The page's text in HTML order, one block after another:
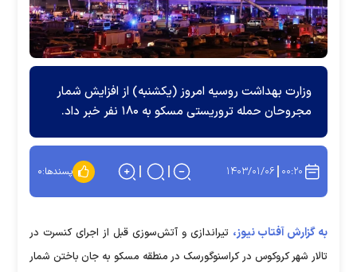
وزارت بهداشت روسیه امروز (یکشنبه) از افزایش شمار
مجروحان حمله تروریستی مسکو به ۱۸۰ نفر خبر داد.
۰۰:۲۰ ۱۴۰۳/۰۱/۰۶ پسندها:۰
به گزارش آفتاب نیوز، تیراندازی و آتش‌سوزی قبل از اجرای کنسرت در
تالار شهر کروکوس در کراسنوگورسک در منطقه مسکو به جان باختن شمار